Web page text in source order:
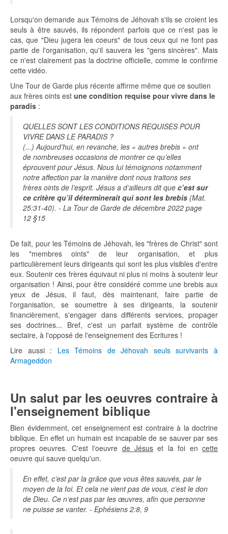
Lorsqu'on demande aux Témoins de Jéhovah s'ils se croient les
seuls à être sauvés, ils répondent parfois que ce n'est pas le
cas, que "Dieu jugera les coeurs" de tous ceux qui ne font pas
partie de l'organisation, qu'il sauvera les "gens sincères". Mais
ce n'est clairement pas la doctrine officielle, comme le confirme
cette vidéo.
Une Tour de Garde plus récente affirme même que ce soutien
aux frères oints est une condition requise pour vivre dans le
paradis :
QUELLES SONT LES CONDITIONS REQUISES POUR
VIVRE DANS LE PARADIS ?
(...) Aujourd’hui, en revanche, les « autres brebis » ont
de nombreuses occasions de montrer ce qu’elles
éprouvent pour Jésus. Nous lui témoignons notamment
notre affection par la manière dont nous traitons ses
frères oints de l’esprit. Jésus a d’ailleurs dit que c’est sur
ce critère qu’il déterminerait qui sont les brebis (Mat.
25:31-40). - La Tour de Garde de décembre 2022 page
12 §15
De fait, pour les Témoins de Jéhovah, les "frères de Christ" sont
les "membres oints" de leur organisation, et plus
particulièrement leurs dirigeants qui sont les plus visibles d'entre
eux. Soutenir ces frères équivaut ni plus ni moins à soutenir leur
organisation ! Ainsi, pour être considéré comme une brebis aux
yeux de Jésus, il faut, dès maintenant, faire partie de
l'organisation, se soumettre à ses dirigeants, la soutenir
financièrement, s'engager dans différents services, propager
ses doctrines... Bref, c'est un parfait système de contrôle
sectaire, à l'opposé de l'enseignement des Ecritures !
Lire aussi : Les Témoins de Jéhovah seuls survivants à
Armageddon
Un salut par les oeuvres contraire à
l'enseignement biblique
Bien évidemment, cet enseignement est contraire à la doctrine
biblique. En effet un humain est incapable de se sauver par ses
propres oeuvres. C'est l'oeuvre de Jésus et la foi encette
oeuvre qui sauve quelqu'un.
En effet, c’est par la grâce que vous êtes sauvés, par le
moyen de la foi. Et cela ne vient pas de vous, c’est le don
de Dieu. Ce n’est pas par les œuvres, afin que personne
ne puisse se vanter. - Ephésiens 2:8, 9